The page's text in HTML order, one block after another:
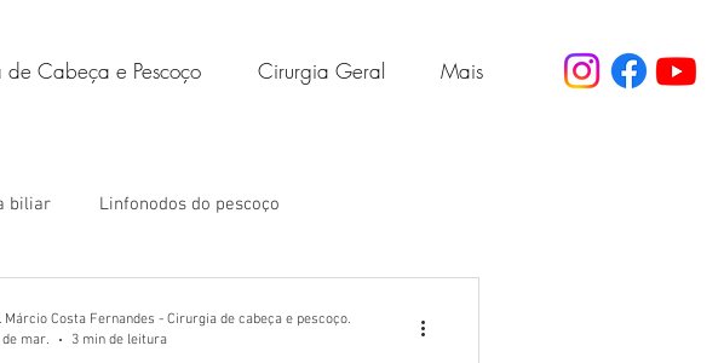
Cabeça e Pescoço Cirurgia Geral Mais
biliar Linfonodos do pescoço
Márcio Costa Fernandes - Cirurgia de cabeça e pescoço.
de mar.
3 min de leitura